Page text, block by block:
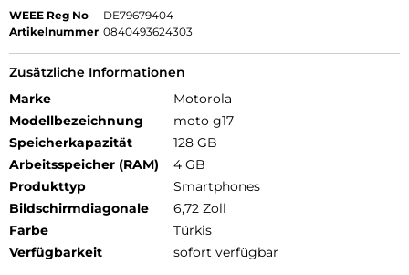
WEEE Reg No
DE79679404
Artikelnummer 0840493624303
Zusätzliche Informationen
Marke
Motorola
Modellbezeichnung
moto g17
Speicherkapazität
128 GB
Arbeitsspeicher (RAM)
4 GB
Produkttyp
Smartphones
Bildschirmdiagonale
6,72 Zoll
Farbe
Türkis
Verfügbarkeit
sofort verfügbar